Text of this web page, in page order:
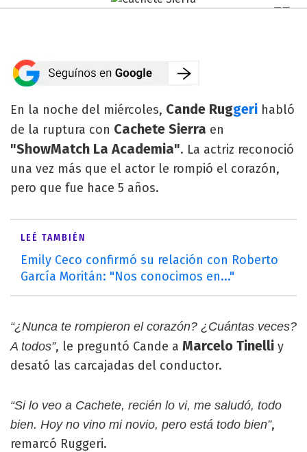
En la noche del miércoles, Cande Ruggeri habló
de la ruptura con Cachete Sierra en
"ShowMatch La Academia". La actriz reconoció
una vez más que el actor le rompió el corazón,
pero que fue hace 5 años.
LEÉ TAMBIÉN
Emily Ceco confirmó su relación con Roberto
García Moritán: "Nos conocimos en..."
“¿Nunca te rompieron el corazón? ¿Cuántas veces?
A todos”, le preguntó Cande a Marcelo Tinelli y
desató las carcajadas del conductor.
“Si lo veo a Cachete, recién lo vi, me saludó, todo
bien. Hoy no vino mi novio, pero está todo bien”,
remarcó Ruggeri.